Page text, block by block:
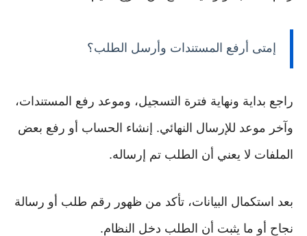
إمتى أرفع المستندات وأرسل الطلب؟
راجع بداية ونهاية فترة التسجيل، وموعد رفع المستندات،
وآخر موعد للإرسال النهائي. إنشاء الحساب أو رفع بعض
الملفات لا يعني أن الطلب تم إرساله.
بعد استكمال البيانات، تأكد من ظهور رقم طلب أو رسالة
نجاح أو ما يثبت أن الطلب دخل النظام.